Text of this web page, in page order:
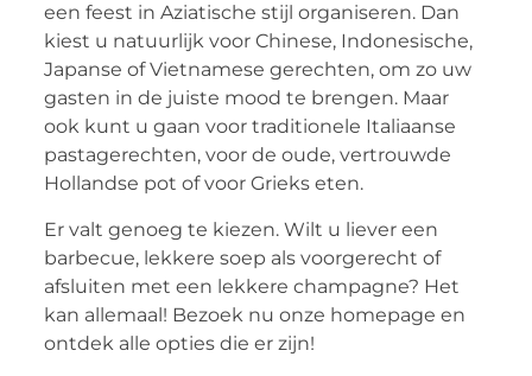
een feest in Aziatische stijl organiseren. Dan
kiest u natuurlijk voor Chinese, Indonesische,
Japanse of Vietnamese gerechten, om zo uw
gasten in de juiste mood te brengen. Maar
ook kunt u gaan voor traditionele Italiaanse
pastagerechten, voor de oude, vertrouwde
Hollandse pot of voor Grieks eten.
Er valt genoeg te kiezen. Wilt u liever een
barbecue, lekkere soep als voorgerecht of
afsluiten met een lekkere champagne? Het
kan allemaal! Bezoek nu onze homepage en
ontdek alle opties die er zijn!